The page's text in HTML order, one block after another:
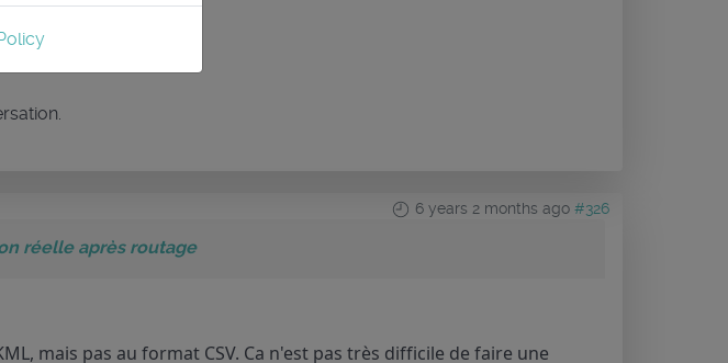
6 years 2 months ago #326
réelle après routage
mais pas au format CSV. Ca n'est pas très difficile de faire une